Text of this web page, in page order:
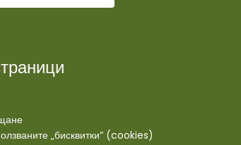
„бисквитки“ (cookies)